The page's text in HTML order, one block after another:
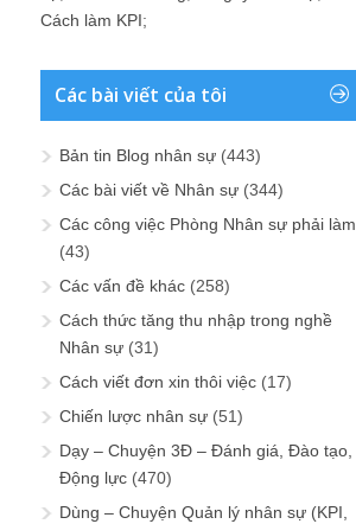
Cách làm KPI;
Các bài viết của tôi
Bản tin Blog nhân sự (443)
Các bài viết về Nhân sự (344)
Các công việc Phòng Nhân sự phải làm
(43)
Các vấn đề khác (258)
Cách thức tăng thu nhập trong nghề
Nhân sự (31)
Cách viết đơn xin thôi việc (17)
Chiến lược nhân sự (51)
Dạy – Chuyện 3Đ – Đánh giá, Đào tạo,
Động lực (470)
Dùng – Chuyện Quản lý nhân sự (KPI,